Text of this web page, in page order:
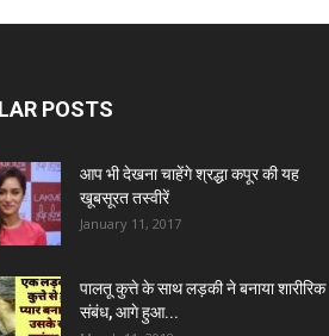
POSTS
आप भी देखना चाहेंगे श्रद्धा कपूर की यह
खूबसूरत तस्वीरें
January 11, 2017
पालतू कुत्ते के साथ लड़की ने बनाया शारीरिक
संबंध, आगे हुआ...